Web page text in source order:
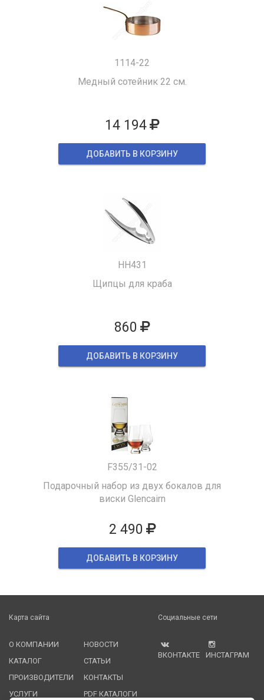
1114-22
Медный сотейник 22 см.
14 194
ДОБАВИТЬ В КОРЗИНУ
HH431
Щипцы для краба
860
ДОБАВИТЬ В КОРЗИНУ
F355/31-02
Подарочный набор из двух бокалов для
виски Glencairn
2 490
ДОБАВИТЬ В КОРЗИНУ
Карта сайта
О КОМПАНИИ
КАТАЛОГ
ПРОИЗВОДИТЕЛИ
УСЛУГИ
НОВОСТИ
СТАТЬИ
КОНТАКТЫ
PDF КАТАЛОГИ
Социальные сети
ВКОНТАКТЕ ИНСТАГРАМ